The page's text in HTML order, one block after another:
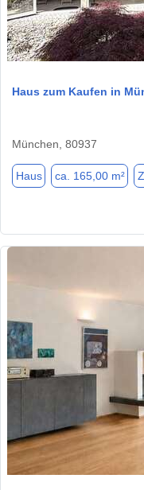
Haus zum Kaufen in
München, 80937
Haus ca. 165,00 m²